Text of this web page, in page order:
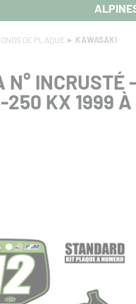
DE PLAQUE KAWASAKI
N° INCRUSTÉ -
250 KX 1999